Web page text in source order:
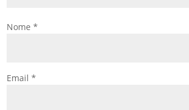
Nome*
Email*